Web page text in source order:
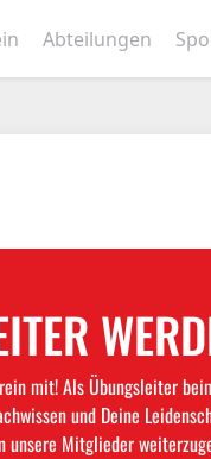
Abteilungen
mit! Als Übungsleiter
und Deine
Mitglieder